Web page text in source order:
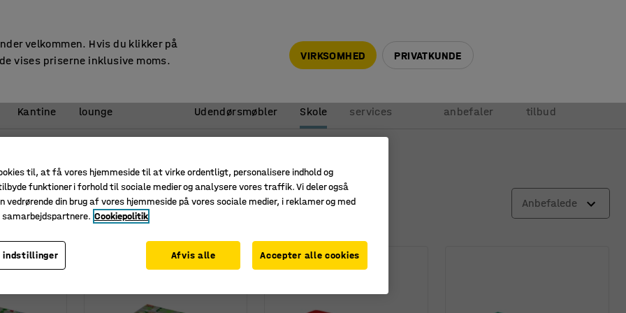
Kantine
lounge
Udendørsmøbler Skole
services
anbefaler
tilbud
Højde Bredde Materiale Materiale betræk Anbefalede
velkommen. Hvis du klikker på
vises priserne inklusive moms.
VIRKSOMHED PRIVATKUNDE
til, at få vores hjemmeside til at virke ordentligt, personalisere indhold og
funktioner i forhold til sociale medier og analysere vores traffik. Vi deler også
vedrørende din brug af vores hjemmeside på vores sociale medier, i reklamer og med
Cookiepolitik
indstillinger Afvis alle Accepter alle cookies